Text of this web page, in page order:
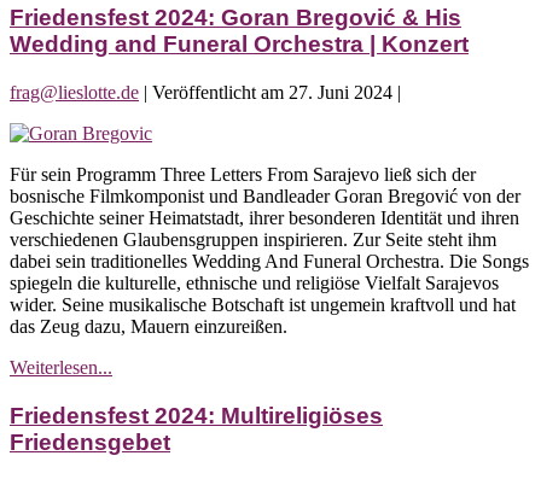
Augsburger
Hohes
Friedensfest
Hochzoll
Friedensfest 2024: Goran Bregović & His
Wedding and Funeral Orchestra | Konzert
frag@lieslotte.de | Veröffentlicht am 27. Juni 2024 |
Friedensfest
Goran
Bregović
&
His
Wedding
and
Funeral
Orchestra
Konzert
Für sein Programm Three Letters From Sarajevo ließ sich der
bosnische Filmkomponist und Bandleader Goran Bregović von der
Geschichte seiner Heimatstadt, ihrer besonderen Identität und ihren
verschiedenen Glaubensgruppen inspirieren. Zur Seite steht ihm
dabei sein traditionelles Wedding And Funeral Orchestra. Die Songs
spiegeln die kulturelle, ethnische und religiöse Vielfalt Sarajevos
wider. Seine musikalische Botschaft ist ungemein kraftvoll und hat
das Zeug dazu, Mauern einzureißen.
Weiterlesen...
Goran
Bregović
&
Friedensfest 2024: Multireligiöses
Friedensgebet